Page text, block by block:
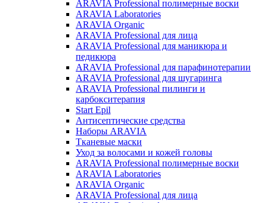
ARAVIA Professional полимерные воски
ARAVIA Laboratories
ARAVIA Organic
ARAVIA Professional для лица
ARAVIA Professional для маникюра и
педикюра
ARAVIA Professional для парафинотерапии
ARAVIA Professional для шугаринга
ARAVIA Professional пилинги и
карбокситерапия
Start Epil
Антисептические средства
Наборы ARAVIA
Тканевые маски
Уход за волосами и кожей головы
ARAVIA Professional полимерные воски
ARAVIA Laboratories
ARAVIA Organic
ARAVIA Professional для лица